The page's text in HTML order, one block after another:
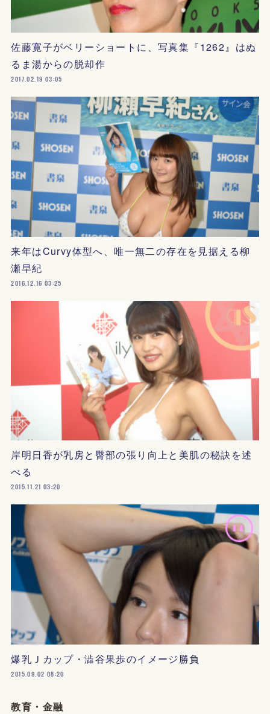
佐藤寛子がベリーショートに、写真集『1262』はぬ
るま湯からの脱却作
2017.02.19 03:05
来年はCurvy体型へ、唯一無二の存在を見据える柳
瀬早紀
2016.12.16 03:25
岸明日香が乳房と臀部の張り向上と美肌の秘訣を述
べる
2015.11.21 03:20
爆乳Ｊカップ・澁谷果歩のイメージ勝負
2015.09.02 08:20
教育・金融